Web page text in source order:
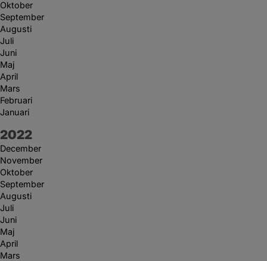
Oktober
September
Augusti
Juli
Juni
Maj
April
Mars
Februari
Januari
År:
2022
December
November
Oktober
September
Augusti
Juli
Juni
Maj
April
Mars